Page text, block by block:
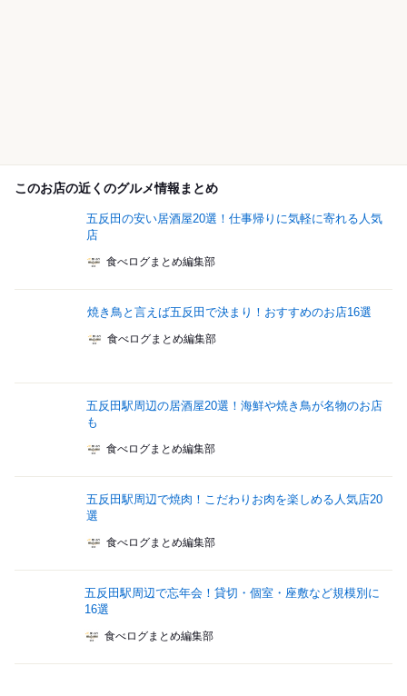
このお店の近くのグルメ情報まとめ
五反田の安い居酒屋20選！仕事帰りに気軽に寄れる人気
店
食べログまとめ編集部
焼き鳥と言えば五反田で決まり！おすすめのお店16選
食べログまとめ編集部
五反田駅周辺の居酒屋20選！海鮮や焼き鳥が名物のお店
も
食べログまとめ編集部
五反田駅周辺で焼肉！こだわりお肉を楽しめる人気店20
選
食べログまとめ編集部
五反田駅周辺で忘年会！貸切・個室・座敷など規模別に
16選
食べログまとめ編集部